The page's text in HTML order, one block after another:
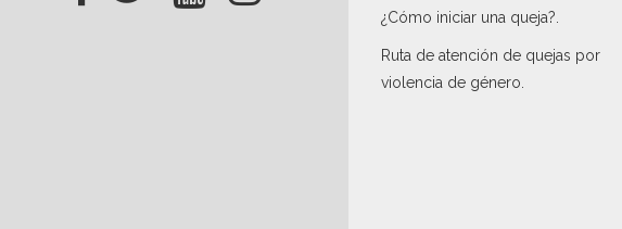
¿Cómo iniciar una queja?
Ruta de atención de quejas por
violencia de género